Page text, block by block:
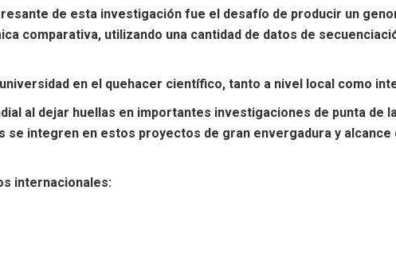
de esta investigación fue el desafío de producir un
comparativa, utilizando una cantidad de datos de
en el quehacer científico, tanto a nivel local como
al dejar huellas en importantes investigaciones de punta de
integren en estos proyectos de gran envergadura y alcance
internacionales: